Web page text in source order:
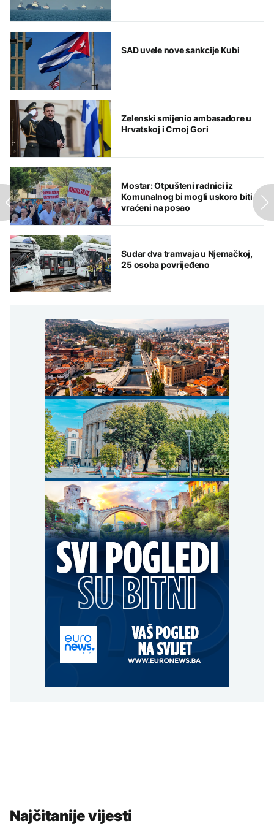
SAD uvele nove sankcije Kubi
Zelenski smijenio ambasadore u
Hrvatskoj i Crnoj Gori
Mostar: Otpušteni radnici iz
Komunalnog bi mogli uskoro biti
vraćeni na posao
Sudar dva tramvaja u Njemačkoj,
25 osoba povrijeđeno
Najčitanije vijesti